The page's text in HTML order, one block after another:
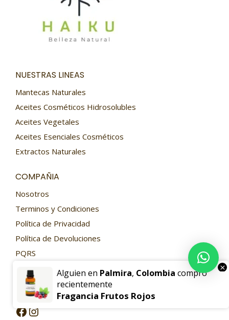
NUESTRAS LINEAS
Mantecas Naturales
Aceites Cosméticos Hidrosolubles
Aceites Vegetales
Aceites Esenciales Cosméticos
Extractos Naturales
COMPAÑIA
Nosotros
Terminos y Condiciones
Política de Privacidad
Política de Devoluciones
PQRS
Contacto
SIGUENOS
Alguien en Palmira, Colombia compró
recientemente
Fragancia Frutos Rojos
×